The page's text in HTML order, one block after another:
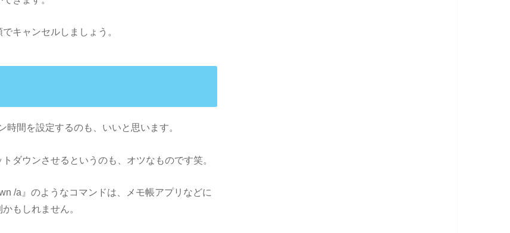
キャンセルしましょう。
間を設定するのも、いいと思います。
ダウンさせるというのも、オツなものです笑。
/a』のようなコマンドは、メモ帳アプリなどに
もしれません。